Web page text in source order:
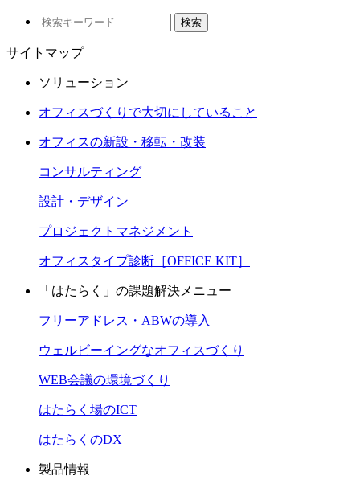
検索
サイトマップ
ソリューション
オフィスづくりで大切にしていること
オフィスの新設・移転・改装
コンサルティング
設計・デザイン
プロジェクトマネジメント
オフィスタイプ診断［OFFICE KIT］
「はたらく」の課題解決メニュー
フリーアドレス・ABWの導入
ウェルビーイングなオフィスづくり
WEB会議の環境づくり
はたらく場のICT
はたらくのDX
製品情報